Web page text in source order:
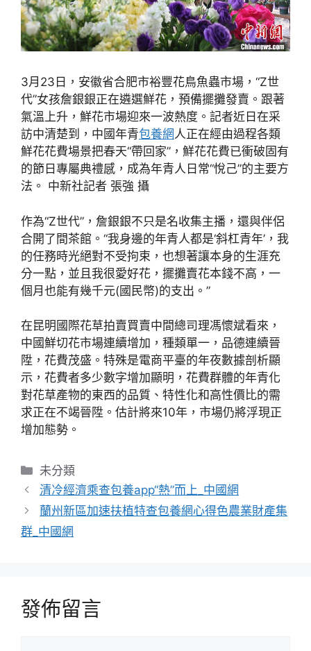
3月23日，安徽省合肥市裕豐花鳥魚蟲市場，“Z世
代”女孩詹銀銀正在遴選鮮花，預備擺攤發賣。跟著
氣溫上升，鮮花市場迎來一波熱度。記者近日在采
訪中清楚到，中國年青包養網人正在經由過程各類
鮮花花費場景把春天“帶回家”，鮮花花費已衝破固有
的節日專屬典禮感，成為年青人日常“悅己”的主要方
法。 中新社記者 張強 攝
作為“Z世代”，詹銀銀不只是名收集主播，還與伴侶
合開了間茶館。“我身邊的年青人都是‘斜杠青年’，我
的任務時光絕對不受拘束，也想著讓本身的生涯充
分一點，並且我很愛好花，擺攤賣花本錢不高，一
個月也能有幾千元(國民幣)的支出。”
在昆明國際花草拍賣買賣中間總司理馮懷斌看來，
中國鮮切花市場連續增加，種類單一，品德連續晉
陞，花費茂盛。特殊是電商平臺的年夜數據剖析顯
示，花費者多少數字增加顯明，花費群體的年青化
對花草產物的東西的品質、特性化和高性價比的需
求正在不竭晉陞。估計將來10年，市場仍將浮現正
增加態勢。
分
類
未分類
清冷經濟乘查包養app“熱”而上_中國網
蘭州新區加速扶植特查包養網心得色農業財產集
群_中國網
發佈留言